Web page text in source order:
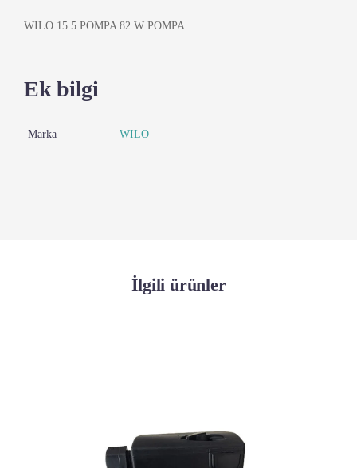
WILO 15 5 POMPA 82 W POMPA
Ek bilgi
Marka WILO
İlgili ürünler